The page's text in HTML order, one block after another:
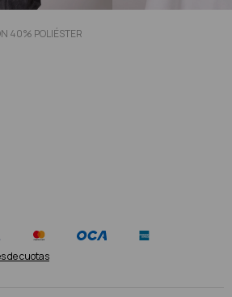
40% POLIÉSTER
de cuotas